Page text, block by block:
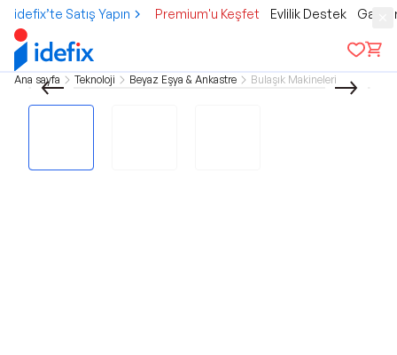
idefix’te Satış Yapın Premium'u Keşfet Evlilik Destek
Ana sayfa Teknoloji Beyaz Eşya & Ankastre Bulaşık Makineleri